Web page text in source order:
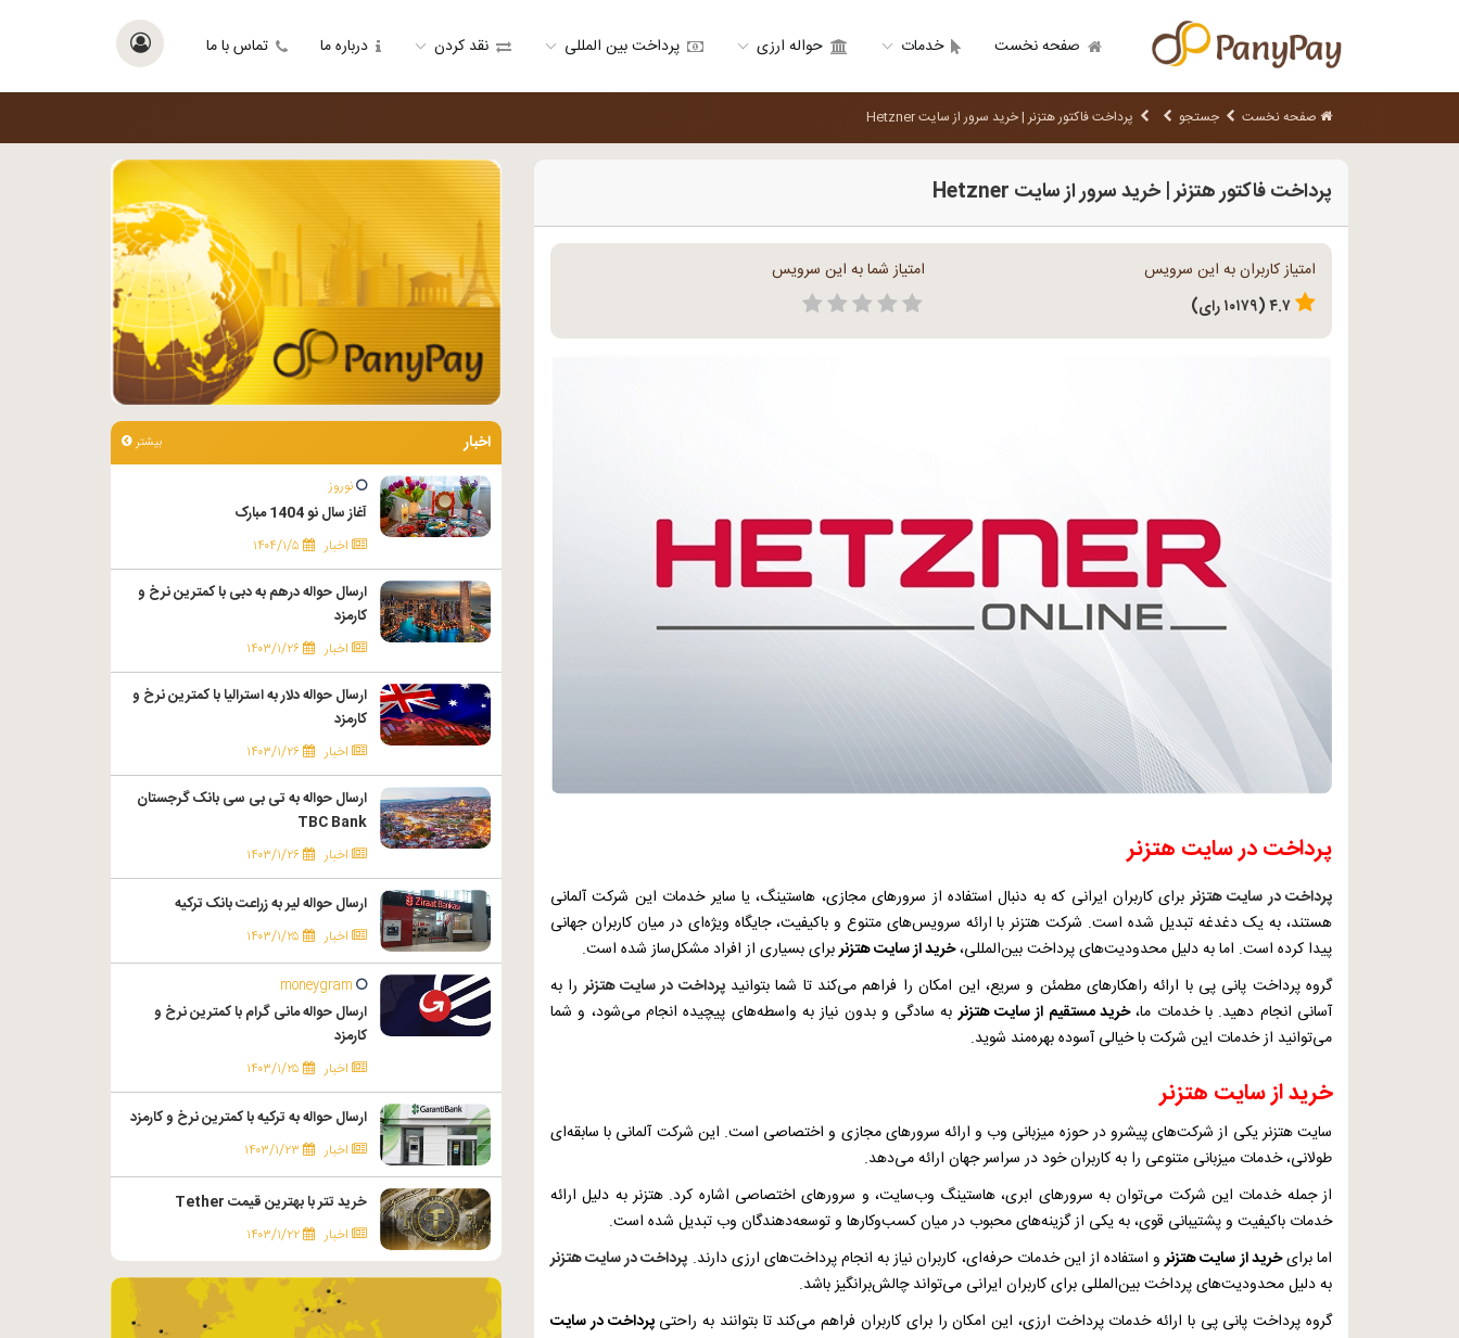
صفحه نخست خدمات حواله ارزی پرداخت بین المللی نقد کردن درباره ما تماس با ما
صفحه نخست جستجو پرداخت فاکتور هتزنر | خرید سرور از سایت Hetzner
پرداخت فاکتور هتزنر | خرید سرور از سایت Hetzner
امتیاز کاربران به این سرویس
۴.۷ (۱۰۱۷۹ رای)
امتیاز شما به این سرویس
پرداخت در سایت هتزنر
پرداخت در سایت هتزنربرای کاربران ایرانی که به دنبال استفاده از سرورهای مجازی، هاستینگ، یا سایر خدمات این شرکت آلمانی
هستند، به یک دغدغه تبدیل شده است. شرکت هتزنر با ارائه سرویس‌های متنوع و باکیفیت، جایگاه ویژه‌ای در میان کاربران جهانی
پیدا کرده است. اما به دلیل محدودیت‌های پرداخت بین‌المللی،خرید از سایت هتزنربرای بسیاری از افراد مشکل‌ساز شده است.
گروه پرداخت پانی پی با ارائه راهکارهای مطمئن و سریع، این امکان را فراهم می‌کند تا شما بتوانیدپرداخت در سایت هتزنررا به
آسانی انجام دهید. با خدمات ما،خرید مستقیم از سایت هتزنربه سادگی و بدون نیاز به واسطه‌های پیچیده انجام می‌شود، و شما
می‌توانید از خدمات این شرکت با خیالی آسوده بهره‌مند شوید.
خرید از سایت هتزنر
سایت هتزنر یکی از شرکت‌های پیشرو در حوزه میزبانی وب و ارائه سرورهای مجازی و اختصاصی است. این شرکت آلمانی با سابقه‌ای
طولانی، خدمات میزبانی متنوعی را به کاربران خود در سراسر جهان ارائه می‌دهد.
از جمله خدمات این شرکت می‌توان به سرورهای ابری، هاستینگ وب‌سایت، و سرورهای اختصاصی اشاره کرد. هتزنر به دلیل ارائه
خدمات باکیفیت و پشتیبانی قوی، به یکی از گزینه‌های محبوب در میان کسب‌وکارها و توسعه‌دهندگان وب تبدیل شده است.
اما برایخرید از سایت هتزنرو استفاده از این خدمات حرفه‌ای، کاربران نیاز به انجام پرداخت‌های ارزی دارند. پرداخت در سایت هتزنر
به دلیل محدودیت‌های پرداخت بین‌المللی برای کاربران ایرانی می‌تواند چالش‌برانگیز باشد.
گروه پرداخت پانی پی با ارائه خدمات پرداخت ارزی، این امکان را برای کاربران فراهم می‌کند تا بتوانند به راحتیپرداخت در سایت
اخبار بیشتر
نوروز
آغاز سال نو 1404 مبارک
اخبار ۱۴۰۴/۱/۵
ارسال حواله درهم به دبی با کمترین نرخ و
کارمزد
اخبار ۱۴۰۳/۱/۲۶
ارسال حواله دلار به استرالیا با کمترین نرخ و
کارمزد
اخبار ۱۴۰۳/۱/۲۶
ارسال حواله به تی بی سی بانک گرجستان
TBC Bank
اخبار ۱۴۰۳/۱/۲۶
ارسال حواله لیر به زراعت بانک ترکیه
اخبار ۱۴۰۳/۱/۲۵
moneygram
ارسال حواله مانی گرام با کمترین نرخ و
کارمزد
اخبار ۱۴۰۳/۱/۲۵
ارسال حواله به ترکیه با کمترین نرخ و کارمزد
اخبار ۱۴۰۳/۱/۲۳
خرید تتر با بهترین قیمت Tether
اخبار ۱۴۰۳/۱/۲۲